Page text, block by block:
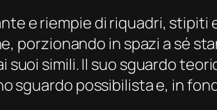
e riempie di riquadri, stipiti
porzionando in spazi a sé
simili. Il suo sguardo
sguardo possibilista e, in